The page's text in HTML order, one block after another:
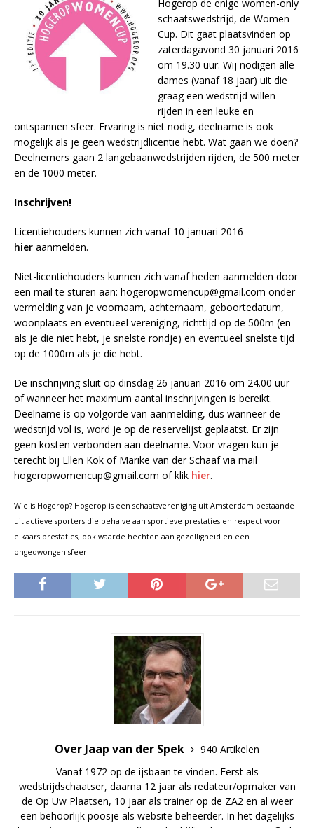
Hogerop de enige women-only
schaatswedstrijd, de Women
Cup. Dit gaat plaatsvinden op
zaterdagavond 30 januari 2016
om 19.30 uur. Wij nodigen alle
dames (vanaf 18 jaar) uit die
graag een wedstrijd willen
rijden in een leuke en
ontspannen sfeer. Ervaring is niet nodig, deelname is ook
mogelijk als je geen wedstrijdlicentie hebt. Wat gaan we doen?
Deelnemers gaan 2 langebaanwedstrijden rijden, de 500 meter
en de 1000 meter.
Inschrijven!
Licentiehouders kunnen zich vanaf 10 januari 2016
hier aanmelden.
Niet-licentiehouders kunnen zich vanaf heden aanmelden door
een mail te sturen aan: hogeropwomencup@gmail.com onder
vermelding van je voornaam, achternaam, geboortedatum,
woonplaats en eventueel vereniging, richttijd op de 500m (en
als je die niet hebt, je snelste rondje) en eventueel snelste tijd
op de 1000m als je die hebt.
De inschrijving sluit op dinsdag 26 januari 2016 om 24.00 uur
of wanneer het maximum aantal inschrijvingen is bereikt.
Deelname is op volgorde van aanmelding, dus wanneer de
wedstrijd vol is, word je op de reservelijst geplaatst. Er zijn
geen kosten verbonden aan deelname. Voor vragen kun je
terecht bij Ellen Kok of Marike van der Schaaf via mail
hogeropwomencup@gmail.com of klik hier.
Wie is Hogerop? Hogerop is een schaatsvereniging uit Amsterdam bestaande
uit actieve sporters die behalve aan sportieve prestaties en respect voor
elkaars prestaties, ook waarde hechten aan gezelligheid en een
ongedwongen sfeer.
Over Jaap van der Spek
940 Artikelen
Vanaf 1972 op de ijsbaan te vinden. Eerst als
wedstrijdschaatser, daarna 12 jaar als redateur/opmaker van
de Op Uw Plaatsen, 10 jaar als trainer op de ZA2 en al weer
een behoorlijk poosje als website beheerder. In het dagelijks